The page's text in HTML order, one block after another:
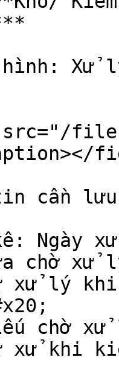
hình:
files/
cần
Ngày
chờ xử
xử lý
chờ xử
xử khi